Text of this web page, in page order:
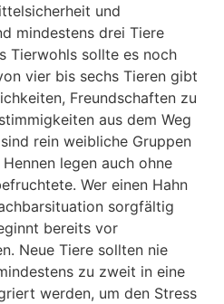
und
mindestens drei Tiere
Tierwohls sollte es noch
vier bis sechs Tieren gibt
Freundschaften zu
aus dem Weg
rein weibliche Gruppen
legen auch ohne
Wer einen Hahn
sorgfältig
bereits vor
Neue Tiere sollten nie
zu zweit in eine
werden, um den Stress